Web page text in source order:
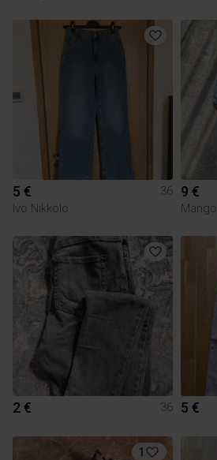
5 €
36
Ivo Nikkolo
9 €
Mango
2 € 36 5 €
1